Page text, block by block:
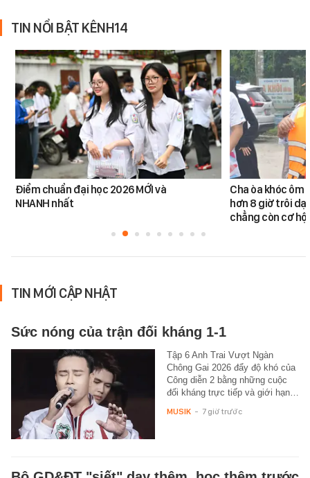
TIN NỔI BẬT KÊNH14
Điểm chuẩn đại học 2026 MỚI và
NHANH nhất
Cha òa khóc ôm
hơn 8 giờ trôi
chẳng còn cơ
TIN MỚI CẬP NHẬT
Sức nóng của trận đối kháng 1-1
Tập 6 Anh Trai Vượt Ngàn
Chông Gai 2026 đẩy độ khó của
Công diễn 2 bằng những cuộc
đối kháng trực tiếp và giới hạn…
MUSIK - 7 giờ trước